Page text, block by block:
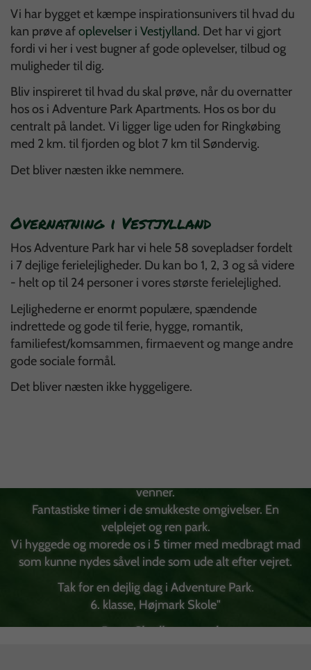
Vi har bygget et kæmpe inspirationsunivers til hvad du
kan prøve afoplevelser i Vestjylland. Det har vi gjort
fordi vi her i vest bugner af gode oplevelser, tilbud og
muligheder til dig.
Bliv inspireret til hvad du skal prøve, når du overnatter
hos os i Adventure Park Apartments. Hos os bor du
centralt på landet. Vi ligger lige uden for Ringkøbing
med 2 km. til fjorden og blot 7 km til Søndervig.
Det bliver næsten ikke nemmere.
Overnatning i Vestjylland
Hos Adventure Park har vi hele 58 sovepladser fordelt
i 7 dejlige ferielejligheder. Du kan bo 1, 2, 3 og så videre
- helt op til 24 personer i vores største ferielejlighed.
Lejlighederne er enormt populære, spændende
indrettede og gode til ferie, hygge, romantik,
familiefest/komsammen, firmaevent og mange andre
gode sociale formål.
Det bliver næsten ikke hyggeligere.
venner.
Fantastiske timer i de smukkeste omgivelser. En
velplejet og ren park.
Vi hyggede og morede os i 5 timer med medbragt mad
som kunne nydes såvel inde som ude alt efter vejret.
Tak for en dejlig dag i Adventure Park.
6. klasse, Højmark Skole"
- Dorte Skodborggaard